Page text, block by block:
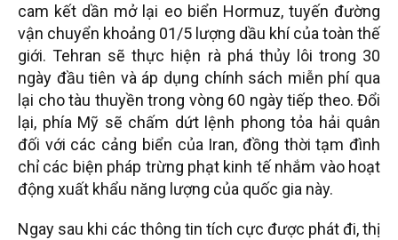
cam kết dần mở lại eo biển Hormuz, tuyến đường
vận chuyển khoảng 01/5 lượng dầu khí của toàn thế
giới. Tehran sẽ thực hiện rà phá thủy lôi trong 30
ngày đầu tiên và áp dụng chính sách miễn phí qua
lại cho tàu thuyền trong vòng 60 ngày tiếp theo. Đổi
lại, phía Mỹ sẽ chấm dứt lệnh phong tỏa hải quân
đối với các cảng biển của Iran, đồng thời tạm đình
chỉ các biện pháp trừng phạt kinh tế nhắm vào hoạt
động xuất khẩu năng lượng của quốc gia này.
Ngay sau khi các thông tin tích cực được phát đi, thị